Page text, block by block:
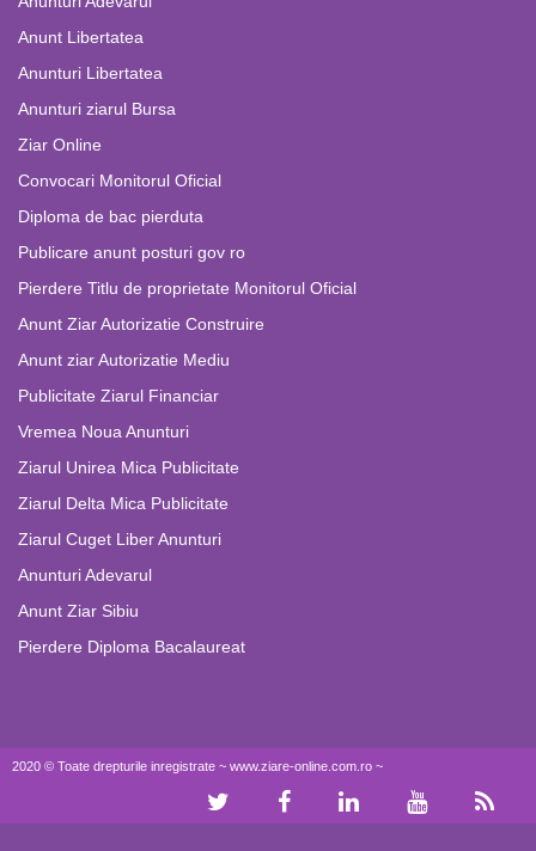
Anunt Libertatea
Anunturi Libertatea
Anunturi ziarul Bursa
Ziar Online
Convocari Monitorul Oficial
Diploma de bac pierduta
Publicare anunt posturi gov ro
Pierdere Titlu de proprietate Monitorul Oficial
Anunt Ziar Autorizatie Construire
Anunt ziar Autorizatie Mediu
Publicitate Ziarul Financiar
Vremea Noua Anunturi
Ziarul Unirea Mica Publicitate
Ziarul Delta Mica Publicitate
Ziarul Cuget Liber Anunturi
Anunturi Adevarul
Anunt Ziar Sibiu
Pierdere Diploma Bacalaureat
2020 © Toate drepturile inregistrate ~ www.ziare-online.com.ro ~